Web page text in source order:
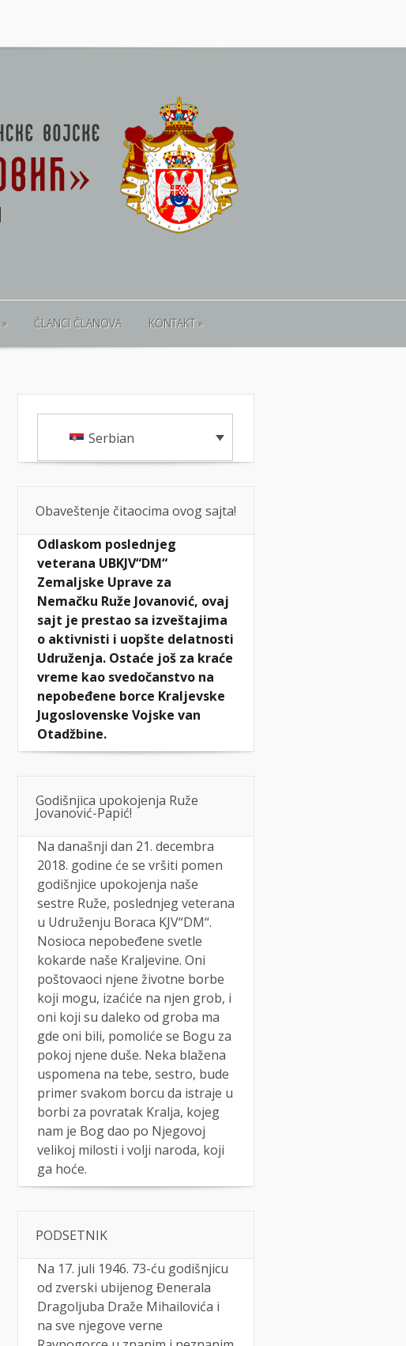
ČLANCI ČLANOVA KONTAKT
Serbian
Obaveštenje čitaocima ovog sajta!
Odlaskom poslednjeg
veterana UBKJV“DM“
Zemaljske Uprave za
Nemačku Ruže Jovanović, ovaj
sajt je prestao sa izveštajima
o aktivnisti i uopšte delatnosti
Udruženja. Ostaće još za kraće
vreme kao svedočanstvo na
nepobeđene borce Kraljevske
Jugoslovenske Vojske van
Otadžbine.
Godišnjica upokojenja Ruže
Jovanović-Papić!
Na današnji dan 21. decembra
2018. godine će se vršiti pomen
godišnjice upokojenja naše
sestre Ruže, poslednjeg veterana
u Udruženju Boraca KJV“DM“.
Nosioca nepobeđene svetle
kokarde naše Kraljevine. Oni
poštovaoci njene životne borbe
koji mogu, izaćiće na njen grob, i
oni koji su daleko od groba ma
gde oni bili, pomoliće se Bogu za
pokoj njene duše. Neka blažena
uspomena na tebe, sestro, bude
primer svakom borcu da istraje u
borbi za povratak Kralja, kojeg
nam je Bog dao po Njegovoj
velikoj milosti i volji naroda, koji
ga hoće.
PODSETNIK
Na 17. juli 1946. 73-ću godišnjicu
od zverski ubijenog Đenerala
Dragoljuba Draže Mihailovića i
na sve njegove verne